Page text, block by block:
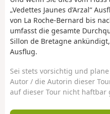
„Vedettes Jaunes d’Arzal“
von La Roche-Bernard bis
umfasst die gesamte
Sillon de Bretagne
Ausflug.
Sei stets vorsichtig und
Autor / die Autorin dieser
auf dieser Tour nicht haftbar